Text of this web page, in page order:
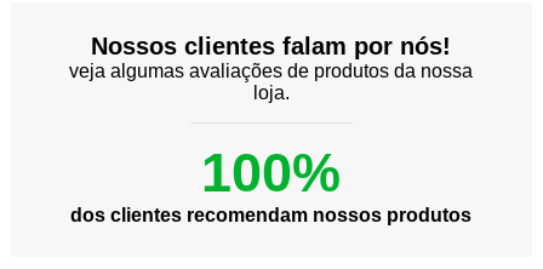
Nossos clientes falam por nós!
veja algumas avaliações de produtos da nossa
loja.
100%
dos clientes recomendam nossos produtos